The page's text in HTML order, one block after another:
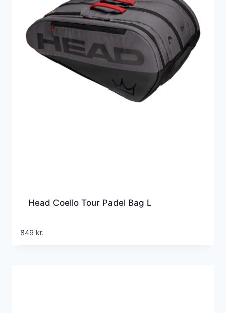
Head Coello Tour Padel Bag L
849 kr.